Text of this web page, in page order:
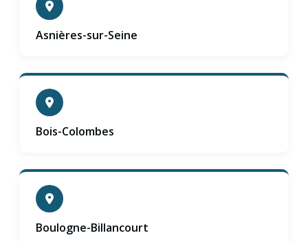
Asnières-sur-Seine
Bois-Colombes
Boulogne-Billancourt